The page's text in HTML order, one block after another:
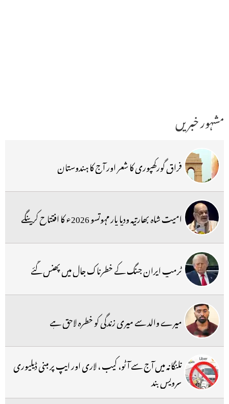
مشہور خبریں
فراق گورکھپوری کا شعر اور آج کا ہندوستان
امیت شاہ بھارتیہ ودیا پار مہوتسو 2026ء کا افتتاح کرینگے
ٹرمپ ایران جنگ کے خطرناک جال میں پھنس گئے
میرے والد سے میری زندگی کو خطرہ لاحق ہے
تلنگانہ میں آج سے آٹو، کیب ، لاری اور ایپ پر مبنی ڈیلیوری
سرویس بند